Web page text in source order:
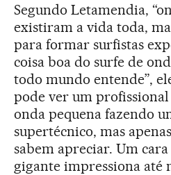
Segundo Letamendia,
existiram a vida toda,
para formar surfistas
coisa boa do surfe de
todo mundo entende”,
pode ver um
onda pequena fazendo
supertécnico, mas
sabem apreciar. Um
gigante impressiona até